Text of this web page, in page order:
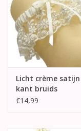
Licht crème satijn
kant bruids
kousenband
€14,99